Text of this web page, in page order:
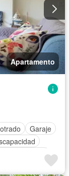
Apartamento
Garaje
Cocina integral